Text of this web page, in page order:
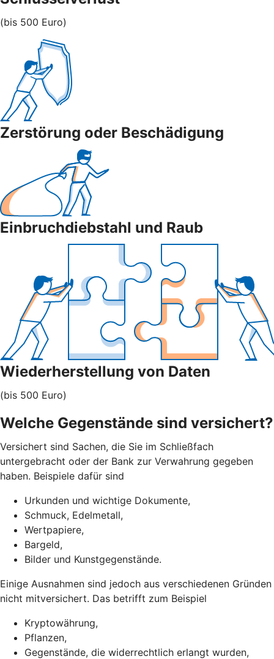
(bis 500 Euro)
Zerstörung oder Beschädigung
Einbruchdiebstahl und Raub
Wiederherstellung von Daten
(bis 500 Euro)
Welche Gegenstände sind versichert?
Versichert sind Sachen, die Sie im Schließfach
untergebracht oder der Bank zur Verwahrung gegeben
haben. Beispiele dafür sind
Urkunden und wichtige Dokumente,
Schmuck, Edelmetall,
Wertpapiere,
Bargeld,
Bilder und Kunstgegenstände.
Einige Ausnahmen sind jedoch aus verschiedenen Gründen
nicht mitversichert. Das betrifft zum Beispiel
Kryptowährung,
Pflanzen,
Gegenstände, die widerrechtlich erlangt wurden,